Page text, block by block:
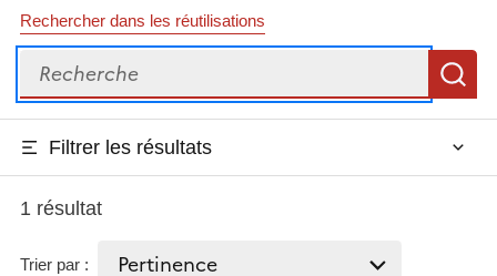
Rechercher dans les réutilisations
Recherche
Filtrer les résultats
1 résultat
Trier par :